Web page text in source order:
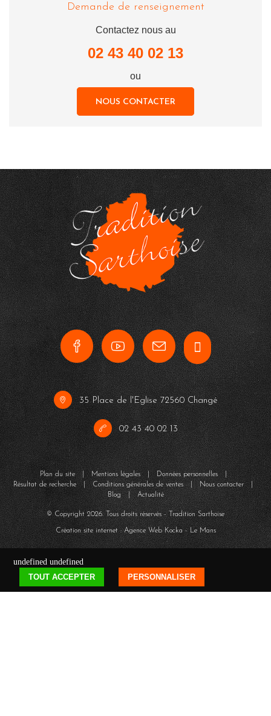
Demande de renseignement
Contactez nous au
02 43 40 02 13
ou
NOUS CONTACTER
35 Place de l'Eglise 72560 Changé
02 43 40 02 13
Plan du site| Mentions légales| Données personnelles|
Résultat de recherche| Conditions générales de ventes | Nous contacter|
Blog| Actualité
© Copyright2026. Tous droits réservés - Tradition Sarthoise
Création site internet : Agence WebKocka- Le Mans
undefined undefined
TOUT ACCEPTER
PERSONNALISER